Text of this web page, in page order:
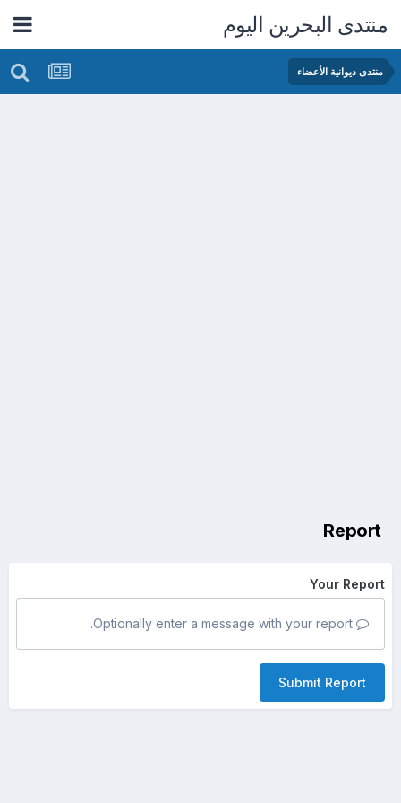
منتدى البحرين اليوم
منتدى ديوانية الأعضاء
Report
Your Report
Submit Report